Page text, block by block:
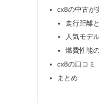
cx8の中古が
走行距離
人気モデ
燃費性能
cx8の口コミ
まとめ